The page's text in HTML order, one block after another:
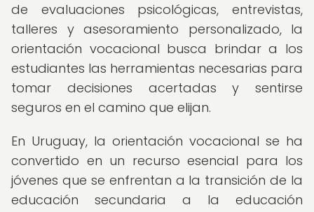
de evaluaciones psicológicas, entrevistas,
talleres y asesoramiento personalizado, la
orientación vocacional busca brindar a los
estudiantes las herramientas necesarias para
tomar decisiones acertadas y sentirse
seguros en el camino que elijan.
En Uruguay, la orientación vocacional se ha
convertido en un recurso esencial para los
jóvenes que se enfrentan a la transición de la
educación secundaria a la educación